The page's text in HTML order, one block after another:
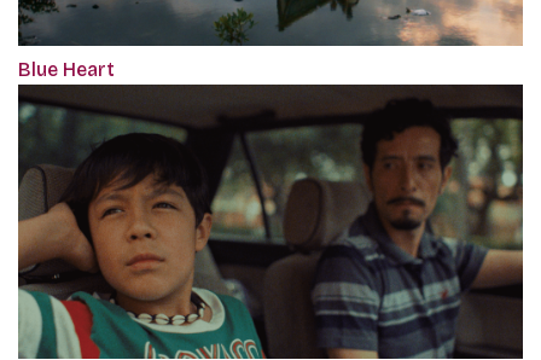
Blue Heart